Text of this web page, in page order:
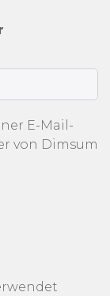
E-Mail-
von Dimsum